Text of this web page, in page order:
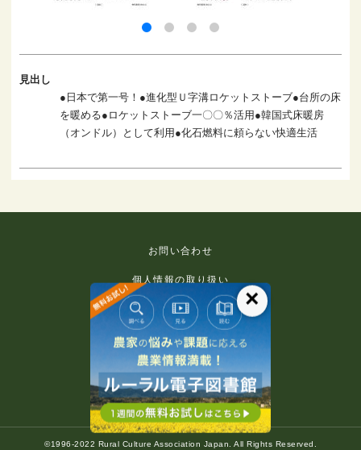
見出し
●日本で第一号！●進化型Ｕ字溝ロケットストーブ●台所の床
を暖める●ロケットストーブ一〇〇％活用●韓国式床暖房
（オンドル）として利用●化石燃料に頼らない快適生活
お問い合わせ
個人情報の取り扱い
免責事項
利用規約
推奨環境
著作権等について
©1996-2022 Rural Culture Association Japan. All Rights Reserved.
×